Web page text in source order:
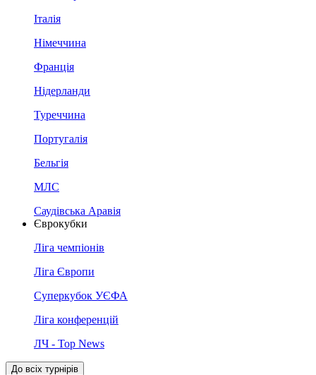
Італія
Німеччина
Франція
Нідерланди
Туреччина
Португалія
Бельгія
МЛС
Саудівська Аравія
Єврокубки
Ліга чемпіонів
Ліга Європи
Суперкубок УЄФА
Ліга конференцій
ЛЧ - Top News
До всіх турнірів